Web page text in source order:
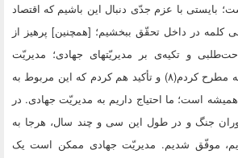
بایستى با عزم جدّى دنبال این باشیم که اقتصاد
کلمه در داخل تحقّق ببخشیم؛ [همچنین‌] پرهیز از
و تکیه‌ى بر مدیریّتهاى جهادى؛ مدیریّت
جهادى که بنده سال گذشته مطرح کردم(۸) و تأکید هم کردم که این مربوط به
است؛ ما احتیاج داریم به مدیریّت جهادى. در
جنگ و در طول این سى و چند سال، هرجا به
موفّق شدیم. مدیریّت جهادى ممکن است یک